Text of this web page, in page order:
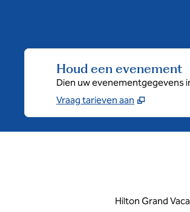
Houd een evenement
Dien uw evenementgegevens
Vraag tarieven aan
Hilton Grand